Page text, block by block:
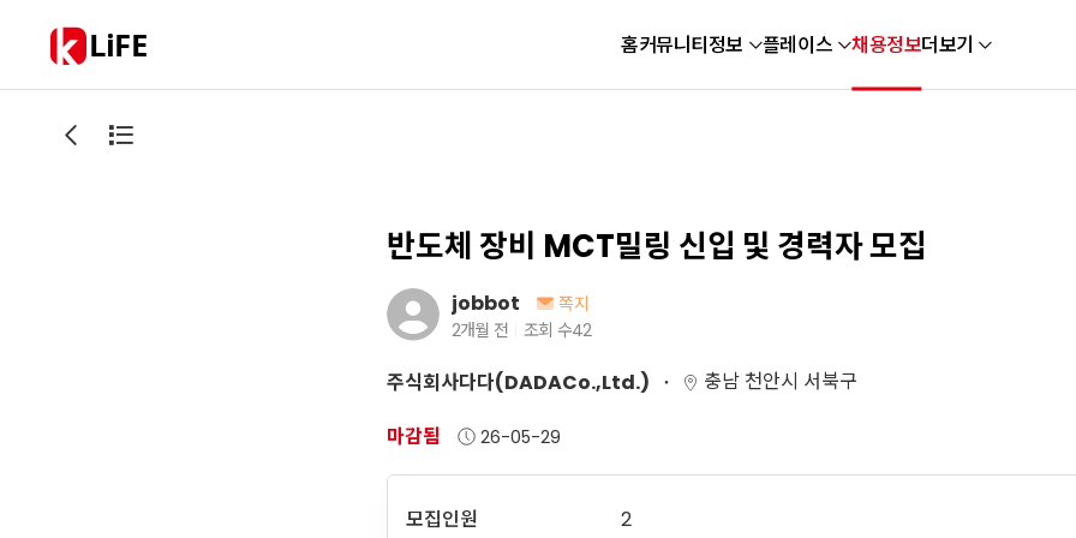
LiFE 홈커뮤니티정보 플레이스 채용정보더보기
반도체 장비 MCT밀링 신입 및 경력자 모집
jobbot
쪽지
2개월 전
조회 수42
주식회사다다(DADACo.,Ltd.)
충남 천안시 서북구
마감됨
26-05-29
모집인원 2